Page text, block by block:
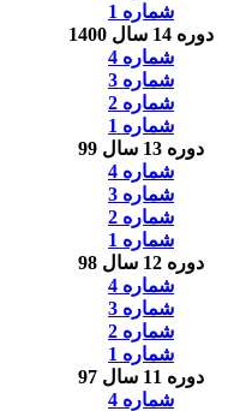
شماره 1
دوره 14 سال 1400
شماره 4
شماره 3
شماره 2
شماره 1
دوره 13 سال 99
شماره 4
شماره 3
شماره 2
شماره 1
دوره 12 سال 98
شماره 4
شماره 3
شماره 2
شماره 1
دوره 11 سال 97
شماره 4